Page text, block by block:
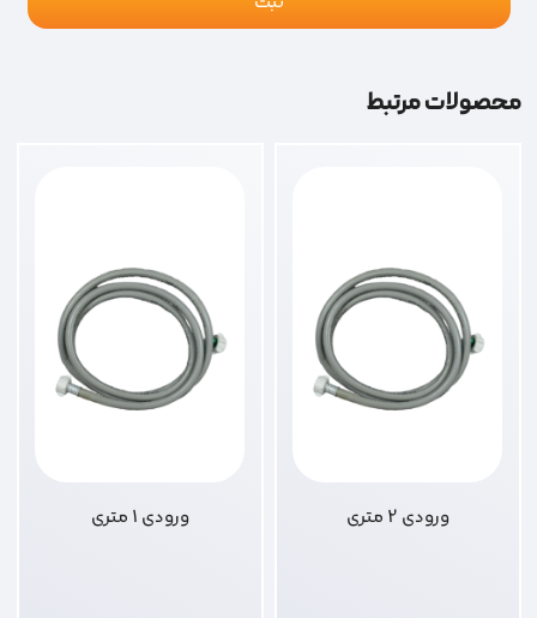
محصولات مرتبط
ورودی 2 متری ورودی 1 متری